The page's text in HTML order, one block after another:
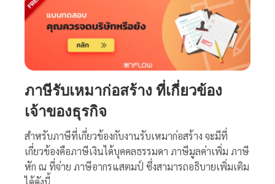
ภาษีรับเหมาก่อสร้าง ที่เกี่ยวข้อง
เจ้าของธุรกิจ
สำหรับภาษีที่เกี่ยวข้องกับงานรับเหมาก่อสร้าง จะมีที่
เกี่ยวข้องคือภาษีเงินได้บุคคลธรรมดา ภาษีมูลค่าเพิ่ม ภาษี
หัก ณ ที่จ่าย ภาษีอากรแสตมป์ ซึ่งสามารถอธิบายเพิ่มเติม